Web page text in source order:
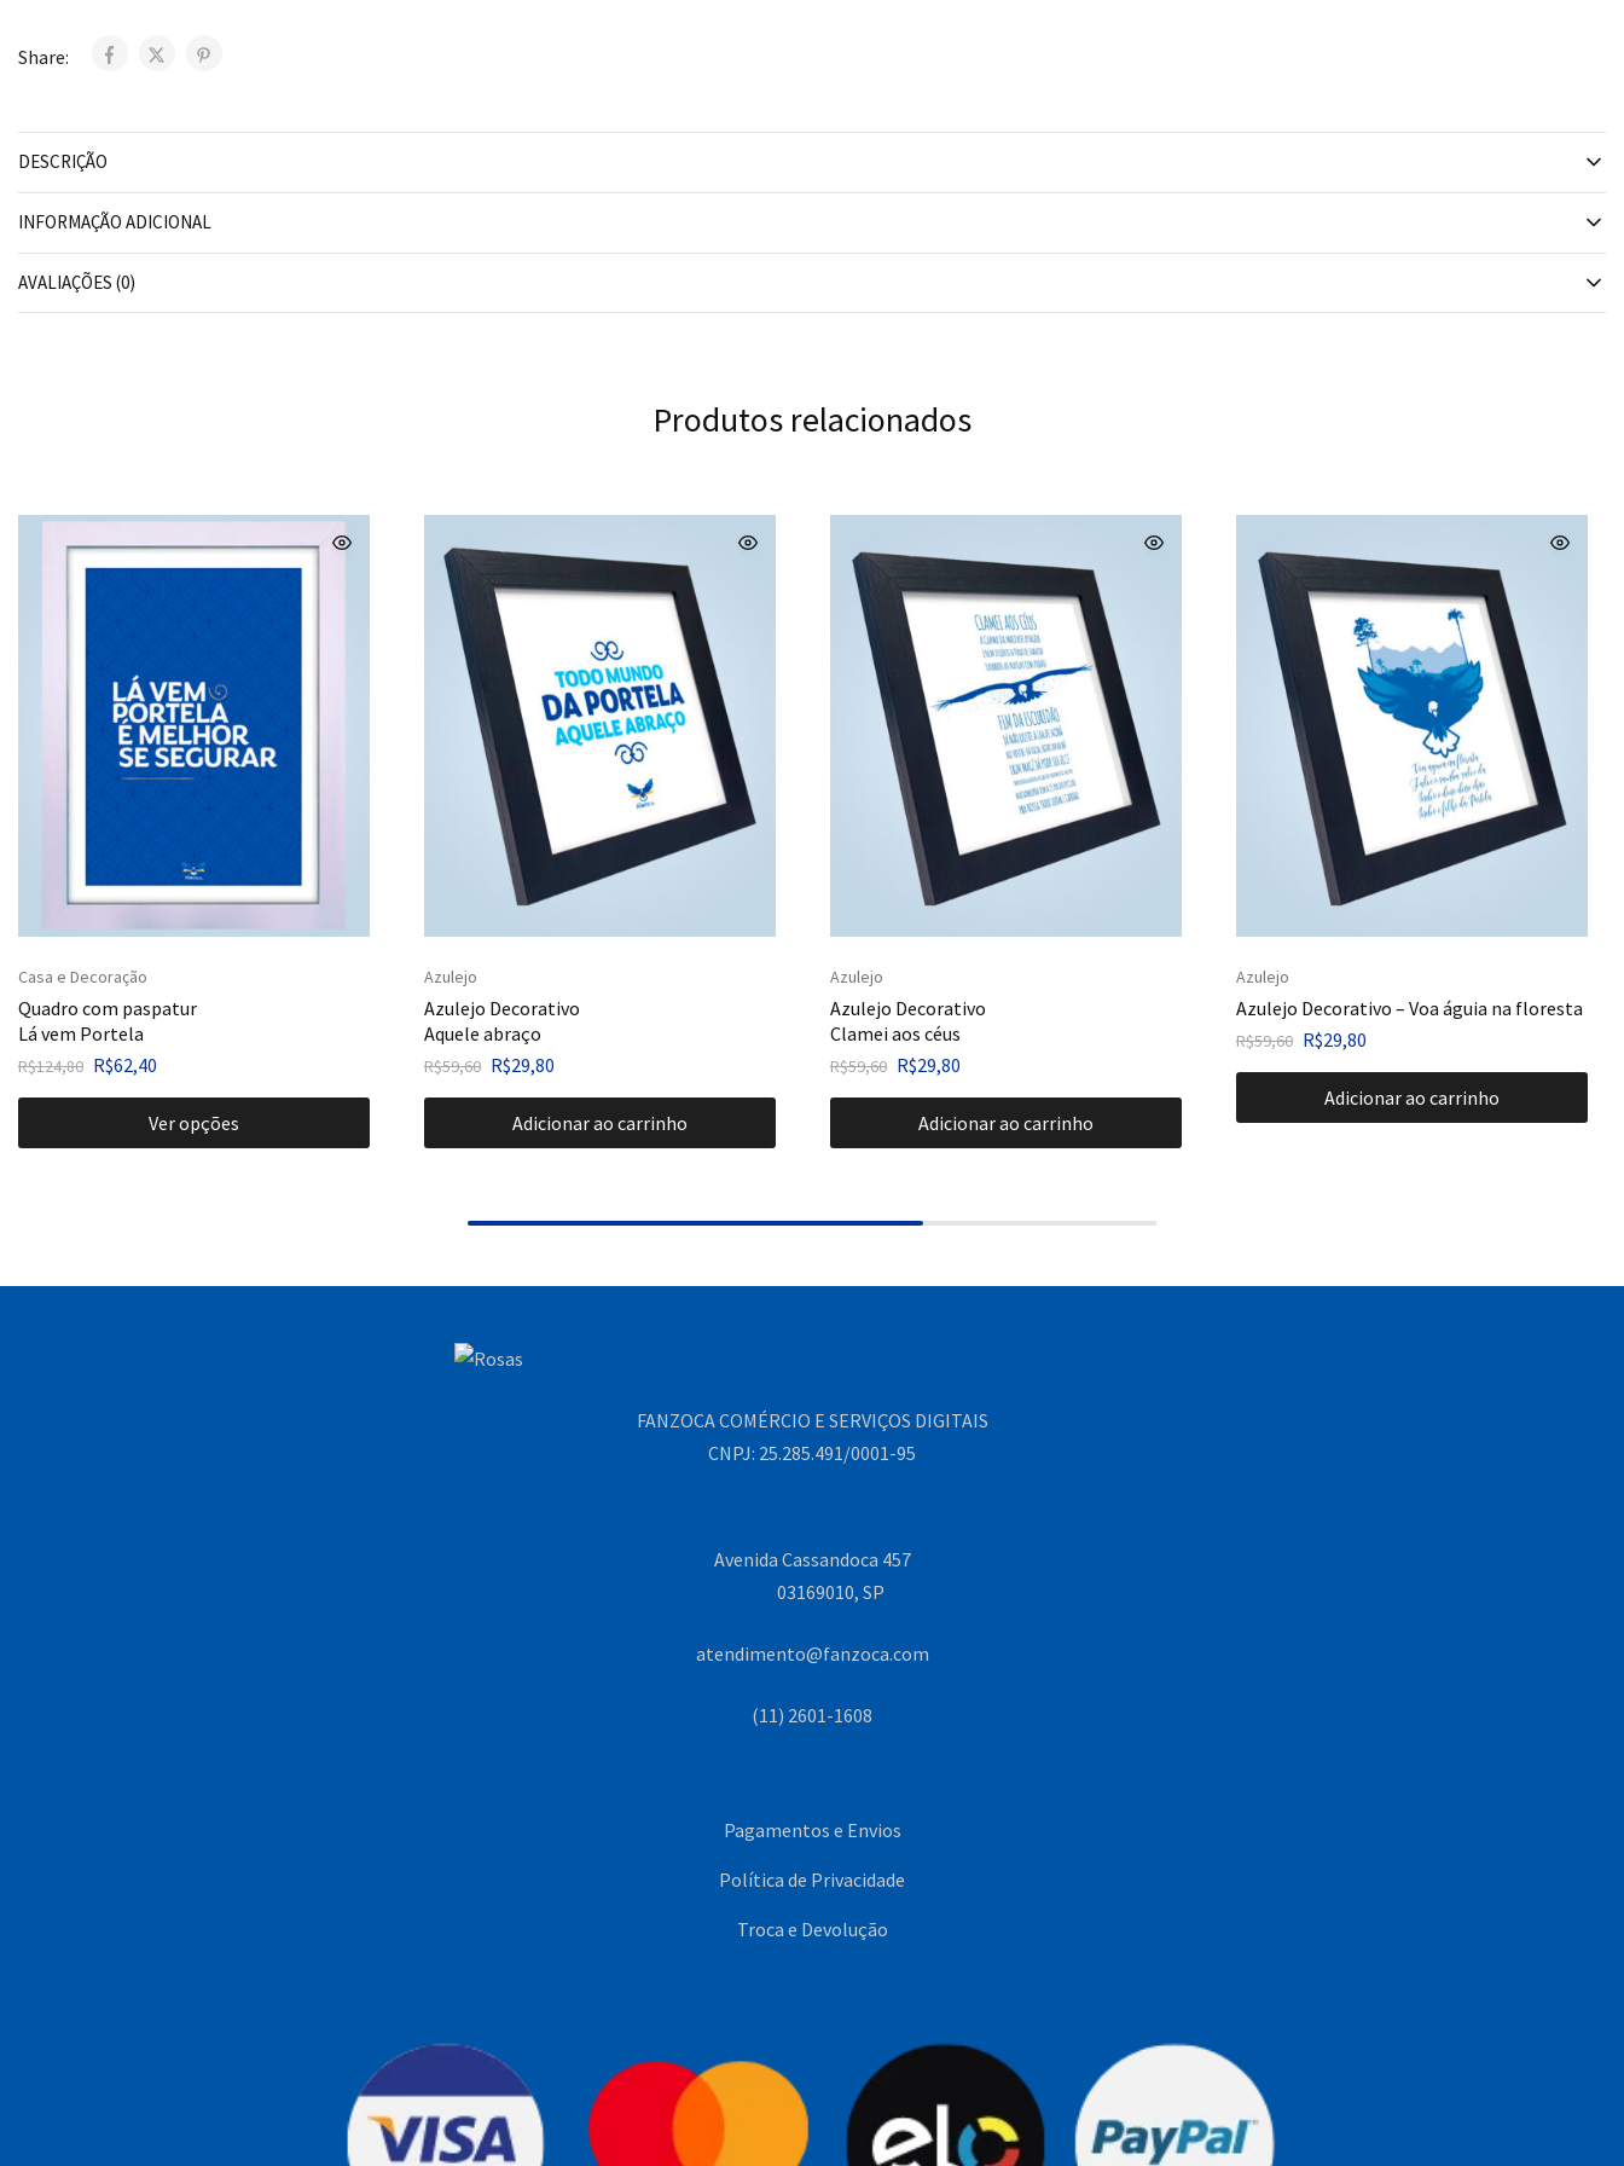
Share:
DESCRIÇÃO
INFORMAÇÃO ADICIONAL
AVALIAÇÕES (0)
Produtos relacionados
Casa e Decoração
Quadro com paspatur
Lá vem Portela
R$124,80 R$62,40
Ver opções
Azulejo
Azulejo Decorativo
Aquele abraço
R$59,60 R$29,80
Adicionar ao carrinho
Azulejo
Azulejo Decorativo
Clamei aos céus
R$59,60 R$29,80
Adicionar ao carrinho
Azulejo
Azulejo Decorativo – Voa águia na floresta
R$59,60 R$29,80
Adicionar ao carrinho
FANZOCA COMÉRCIO E SERVIÇOS DIGITAIS
CNPJ: 25.285.491/0001-95
Avenida Cassandoca 457
03169010, SP
atendimento@fanzoca.com
(11) 2601-1608
Pagamentos e Envios
Política de Privacidade
Troca e Devolução